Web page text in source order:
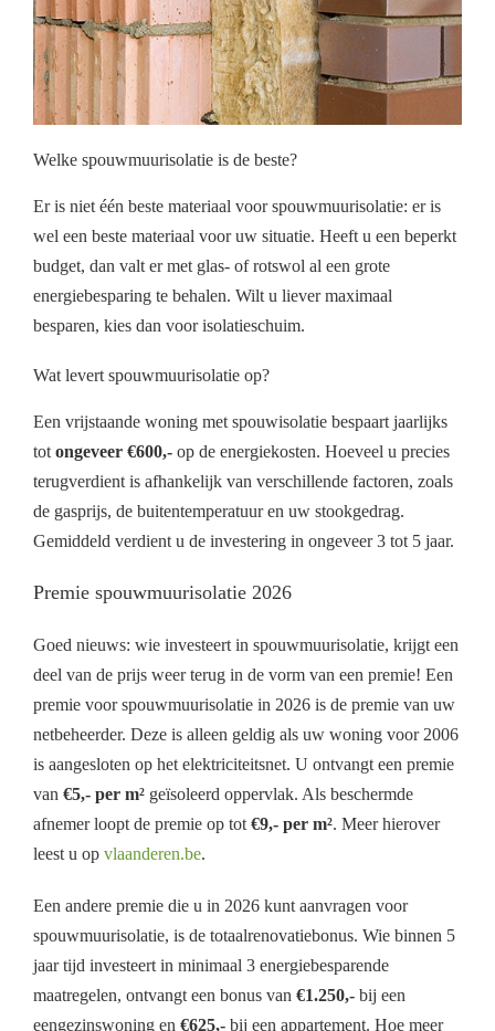
Welke spouwmuurisolatie is de beste?
Er is niet één beste materiaal voor spouwmuurisolatie: er is
wel een beste materiaal voor uw situatie. Heeft u een beperkt
budget, dan valt er met glas- of rotswol al een grote
energiebesparing te behalen. Wilt u liever maximaal
besparen, kies dan voor isolatieschuim.
Wat levert spouwmuurisolatie op?
Een vrijstaande woning met spouwisolatie bespaart jaarlijks
tot ongeveer €600,- op de energiekosten. Hoeveel u precies
terugverdient is afhankelijk van verschillende factoren, zoals
de gasprijs, de buitentemperatuur en uw stookgedrag.
Gemiddeld verdient u de investering in ongeveer 3 tot 5 jaar.
Premie spouwmuurisolatie 2026
Goed nieuws: wie investeert in spouwmuurisolatie, krijgt een
deel van de prijs weer terug in de vorm van een premie! Een
premie voor spouwmuurisolatie in 2026 is de premie van uw
netbeheerder. Deze is alleen geldig als uw woning voor 2006
is aangesloten op het elektriciteitsnet. U ontvangt een premie
van €5,- per m² geïsoleerd oppervlak. Als beschermde
afnemer loopt de premie op tot €9,- per m². Meer hierover
leest u op vlaanderen.be.
Een andere premie die u in 2026 kunt aanvragen voor
spouwmuurisolatie, is de totaalrenovatiebonus. Wie binnen 5
jaar tijd investeert in minimaal 3 energiebesparende
maatregelen, ontvangt een bonus van €1.250,- bij een
eengezinswoning en €625,- bij een appartement. Hoe meer